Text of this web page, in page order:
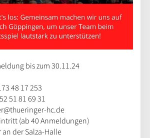
bis zum 30.11.24
48 17 253
51 81 69 31
hc.de
(ab 40 Anmeldungen)
der Salza-Halle